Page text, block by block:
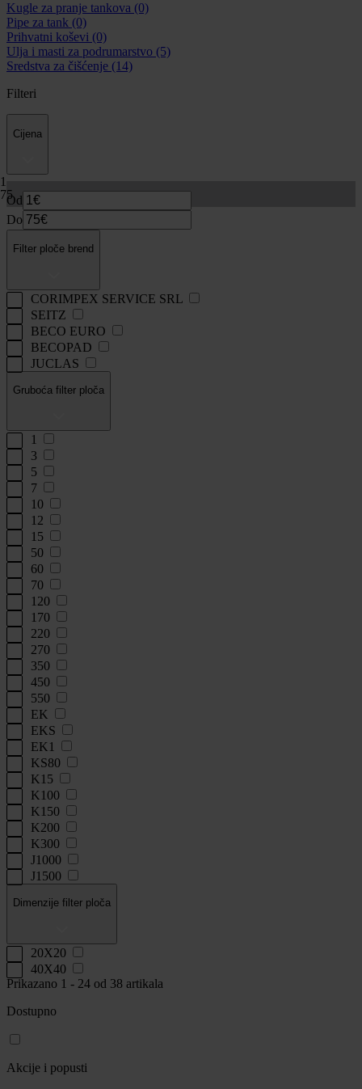
Kugle za pranje tankova (0)
Pipe za tank (0)
Prihvatni koševi (0)
Ulja i masti za podrumarstvo (5)
Sredstva za čišćenje (14)
Filteri
Cijena
1
75Od
Do
Filter ploče brend
CORIMPEX SERVICE SRL
SEITZ
BECO EURO
BECOPAD
JUCLAS
Gruboća filter ploča
1
3
5
7
10
12
15
50
60
70
120
170
220
270
350
450
550
EK
EKS
EK1
KS80
K15
K100
K150
K200
K300
J1000
J1500
Dimenzije filter ploča
20X20
40X40
Prikazano 1 - 24 od 38 artikala
Dostupno
Akcije i popusti